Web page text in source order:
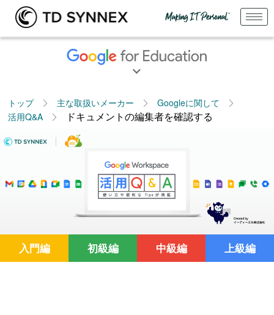
トップ 主な取扱いメーカー
Googleに関して
活用Q&A
ドキュメントの編集者を確認する
入門編 初級編 中級編 上級編